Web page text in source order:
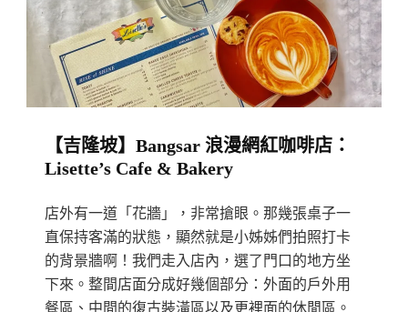
【吉隆坡】Bangsar 浪漫網紅咖啡店：
Lisette’s Cafe & Bakery
店外有一道「花牆」，非常搶眼。那幾張桌子一
直保持客滿的狀態，顯然就是小姊姊們拍照打卡
的背景牆啊！我們走入店內，選了門口的地方坐
下來。整間店面分成好幾個部分：外面的戶外用
餐區、中間的復古裝潢區以及更裡面的休閒區。